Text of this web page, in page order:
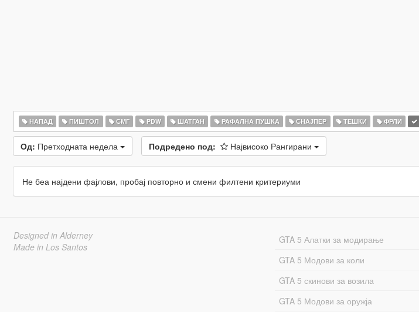
НАПАД ПИШТОЛ СМГ PDW ШАТГАН РАФАЛНА ПУШКА СНАЈПЕР ТЕШКИ ФРЛИ
Од: Претходната недела Подредено под: Највисоко Рангирани
Не беа најдени фајлови, пробај повторно и смени филтени критериуми
Designed in Alderney
Made in Los Santos
GTA 5 Алатки за модирање
GTA 5 Модови за коли
GTA 5 скинови за возила
GTA 5 Модови за оружја